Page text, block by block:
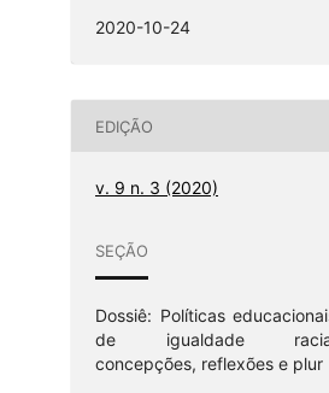
2020-10-24
EDIÇÃO
v. 9 n. 3 (2020)
SEÇÃO
Dossiê: Políticas
de igualdade
concepções, reflexões e plur